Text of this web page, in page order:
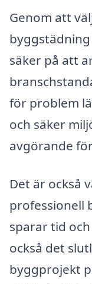
Genom att
byggstädning
säker på att
för problem
och säker
avgörande
Det är också
professionell
sparar tid
också det
byggprojekt